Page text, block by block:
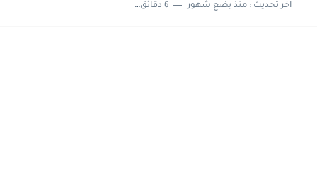
اخر تحديث :منذ بضع شهور 6 دقائق للقراءة